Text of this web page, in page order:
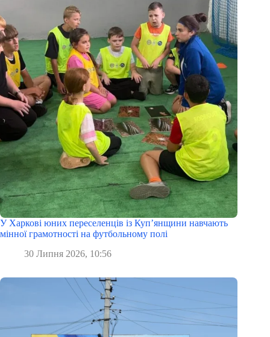
У Харкові юних переселенців із Куп’янщини навчають
мінної грамотності на футбольному полі
30 Липня 2026, 10:56